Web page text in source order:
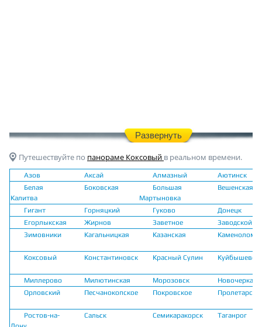
Развернуть
Путешествуйте по панораме Коксовый в реальном времени.
Азов Аксай Алмазный
Аютинск
Белая
Калитва
Боковская
Большая
Мартыновка
Вешенская
Гигант Горняцкий Гуково
Донецк
Егорлыкская
Жирнов Заветное
Заводской
Зимовники
Кагальницкая Казанская
Коксовый Константиновск Красный Сулин Куйбышево
Миллерово Милютинская Морозовск
Орловский
Песчанокопское Покровское Пролетарск
Ростов-на-
Сальск Семикаракорск Таганрог